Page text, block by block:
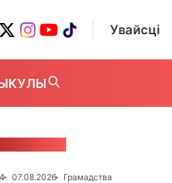
Увайсці
07.08.2026
Грамадства